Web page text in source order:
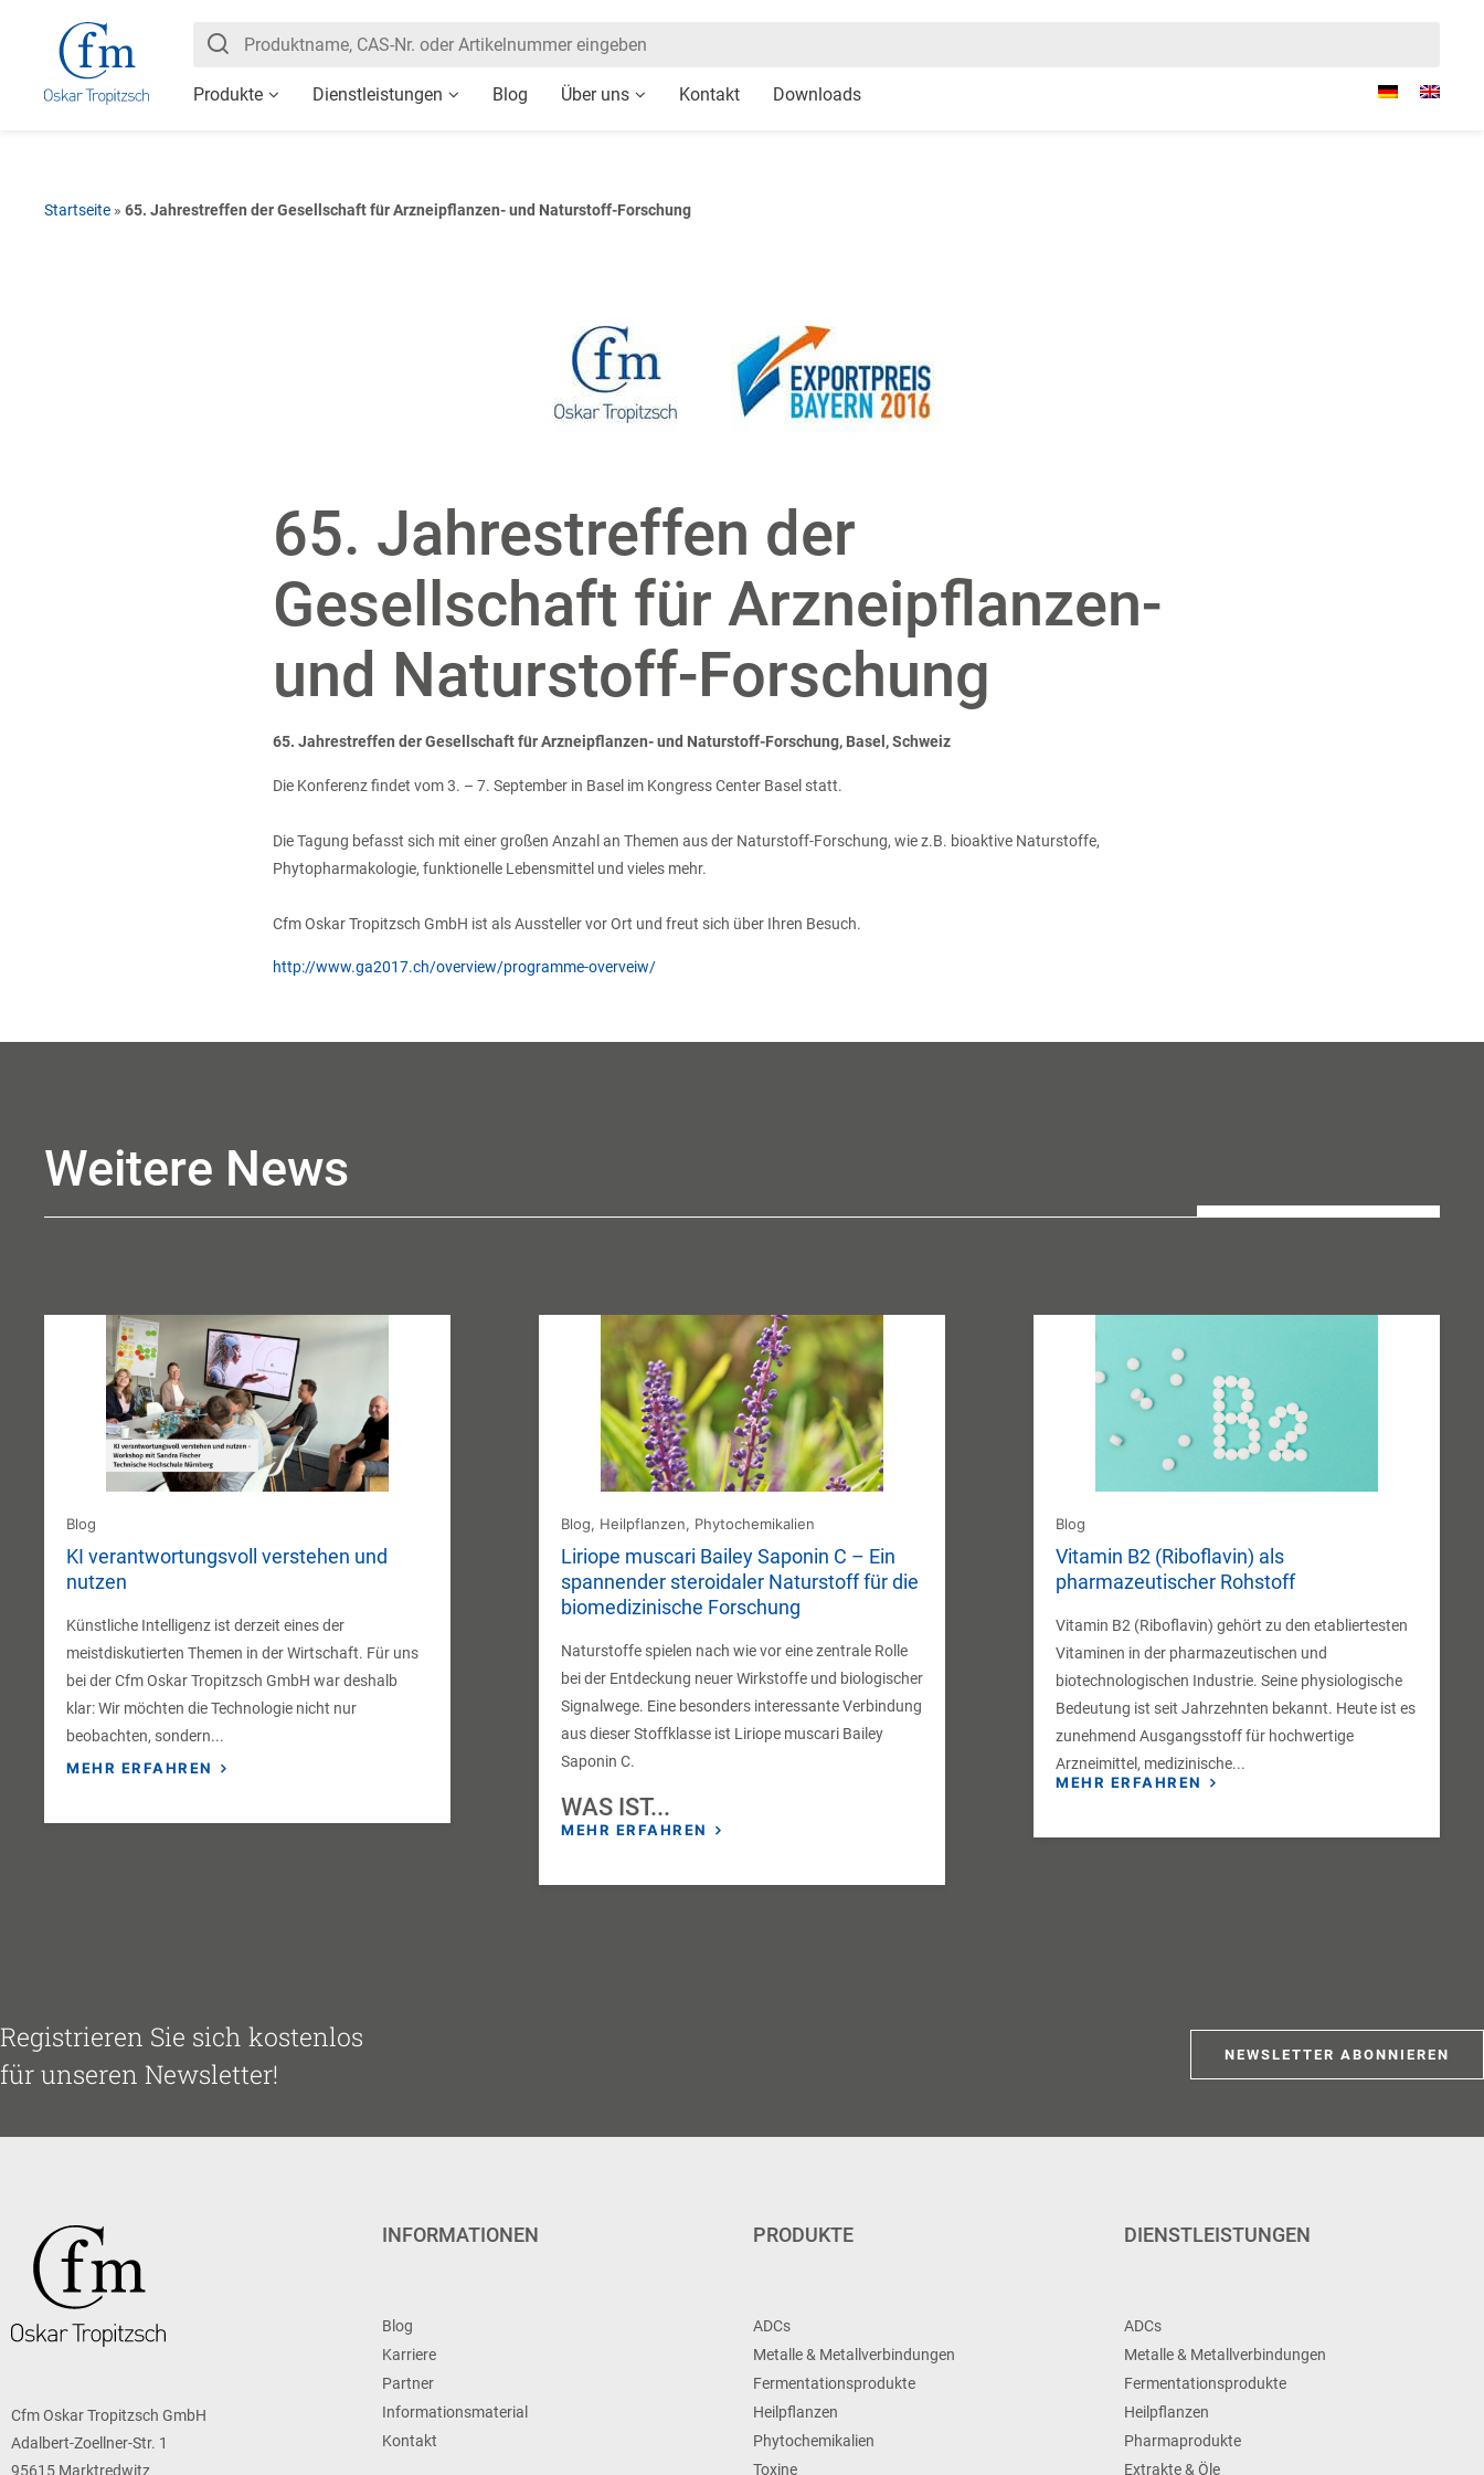
Produkte Dienstleistungen Blog Über uns Kontakt Downloads
Startseite » 65. Jahrestreffen der Gesellschaft für Arzneipflanzen- und Naturstoff-Forschung
65. Jahrestreffen der
Gesellschaft für Arzneipflanzen-
und Naturstoff-Forschung
65. Jahrestreffen der Gesellschaft für Arzneipflanzen- und Naturstoff-Forschung, Basel, Schweiz
Die Konferenz findet vom 3. – 7. September in Basel im Kongress Center Basel statt.
Die Tagung befasst sich mit einer großen Anzahl an Themen aus der Naturstoff-Forschung, wie z.B. bioaktive Naturstoffe,
Phytopharmakologie, funktionelle Lebensmittel und vieles mehr.
Cfm Oskar Tropitzsch GmbH ist als Aussteller vor Ort und freut sich über Ihren Besuch.
http://www.ga2017.ch/overview/programme-overveiw/
Weitere News
Blog
KI verantwortungsvoll verstehen und
nutzen
Künstliche Intelligenz ist derzeit eines der
meistdiskutierten Themen in der Wirtschaft. Für uns
bei der Cfm Oskar Tropitzsch GmbH war deshalb
klar: Wir möchten die Technologie nicht nur
beobachten, sondern...
MEHR ERFAHREN
Blog, Heilpflanzen, Phytochemikalien
Liriope muscari Bailey Saponin C – Ein
spannender steroidaler Naturstoff für die
biomedizinische Forschung
Naturstoffe spielen nach wie vor eine zentrale Rolle
bei der Entdeckung neuer Wirkstoffe und biologischer
Signalwege. Eine besonders interessante Verbindung
aus dieser Stoffklasse ist Liriope muscari Bailey
Saponin C.
WAS IST...
MEHR ERFAHREN
Blog
Vitamin B2 (Riboflavin) als
pharmazeutischer Rohstoff
Vitamin B2 (Riboflavin) gehört zu den etabliertesten
Vitaminen in der pharmazeutischen und
biotechnologischen Industrie. Seine physiologische
Bedeutung ist seit Jahrzehnten bekannt. Heute ist es
zunehmend Ausgangsstoff für hochwertige
Arzneimittel, medizinische...
MEHR ERFAHREN
Registrieren Sie sich kostenlos
für unseren Newsletter!
NEWSLETTER ABONNIEREN
Cfm Oskar Tropitzsch GmbH
Adalbert-Zoellner-Str. 1
95615 Marktredwitz
INFORMATIONEN
Blog
Karriere
Partner
Informationsmaterial
Kontakt
PRODUKTE
ADCs
Metalle & Metallverbindungen
Fermentationsprodukte
Heilpflanzen
Phytochemikalien
Toxine
DIENSTLEISTUNGEN
ADCs
Metalle & Metallverbindungen
Fermentationsprodukte
Heilpflanzen
Pharmaprodukte
Extrakte & Öle